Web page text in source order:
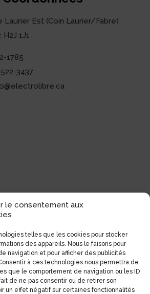
le consentement aux
telles que les cookies pour stocker
des appareils. Nous le faisons pour
navigation et pour afficher des publicités
à ces technologies nous permettra de
que le comportement de navigation ou les ID
de ne pas consentir ou de retirer son
un effet négatif sur certaines fonctionnalités
Laurier Est (Coin Laurier/Fabre)
1J1
1785
3437